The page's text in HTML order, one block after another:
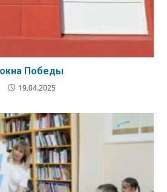
окна Победы
19.04.2025